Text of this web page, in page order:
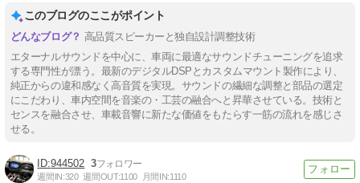
このブログのここがポイント
高品質スピーカーと独自設計調整技術
エターナルサウンドを中心に、車両に最適なサウンドチューニングを追求
する専門性が漂う。最新のデジタルDSPとカスタムマウント製作により、
純正からの違和感なく高音質を実現。サウンドの繊細な調整と部品の選定
にこだわり、車内空間を音楽の・工芸の融合へと昇華させている。技術と
センスを融合させ、車載音響に新たな価値をもたらす一筋の流れを感じさ
せる。
944502 3
週間IN:320 週間OUT:1100 月間IN:1110